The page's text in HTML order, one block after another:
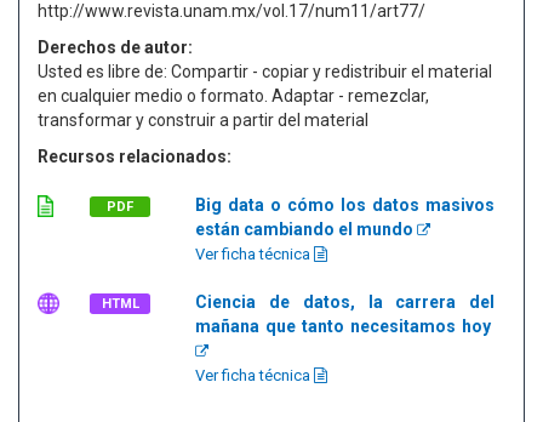
http://www.revista.unam.mx/vol.17/num11/art77/
Derechos de autor:
Usted es libre de: Compartir - copiar y redistribuir el material
en cualquier medio o formato. Adaptar - remezclar,
transformar y construir a partir del material
Recursos relacionados:
PDF
Big data o cómo los datos masivos
están cambiando el mundo
Ver ficha técnica
HTML
Ciencia de datos, la carrera del
mañana que tanto necesitamos hoy
Ver ficha técnica